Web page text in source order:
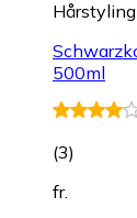
Hårstyling
500ml
(3)
fr.